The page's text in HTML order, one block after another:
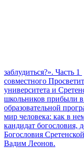
заблудиться?». Часть 1
совместного
университета и
школьников прибыли
образовательной
мир человека: как в
кандидат богословия,
Богословия
Вадим Леонов.